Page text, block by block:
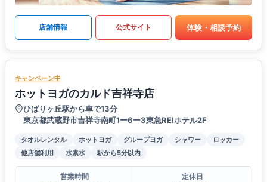
店舗情報 公式サイト 体験・相談予約
キャンペーン中
ホットヨガのカルド吉祥寺店
ひばりヶ丘駅から車で13分
東京都武蔵野市吉祥寺南町1ー6ー3東急REIホテル2F
タオルレンタル ホットヨガ グループヨガ シャワー
ロッカー
他店舗利用
水素水 駅から5分以内
営業時間
定休日